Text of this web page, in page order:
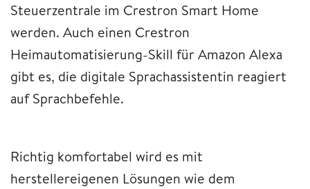
Steuerzentrale im Crestron Smart Home
werden. Auch einen Crestron
Heimautomatisierung-Skill für Amazon Alexa
gibt es, die digitale Sprachassistentin reagiert
auf Sprachbefehle.
Richtig komfortabel wird es mit
herstellereigenen Lösungen wie dem